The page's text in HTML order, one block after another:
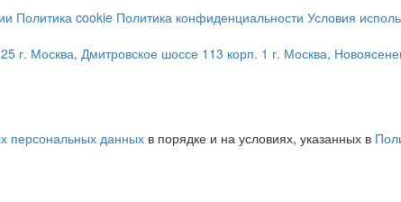
Политика cookie Политика конфиденциальности Условия
г. Москва, Дмитровское шоссе 113 корп. 1 г. Москва,
персональных данных в порядке и на условиях, указанных в